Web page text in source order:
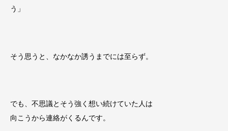
う」
そう思うと、なかなか誘うまでには至らず。
でも、不思議とそう強く想い続けていた人は
向こうから連絡がくるんです。